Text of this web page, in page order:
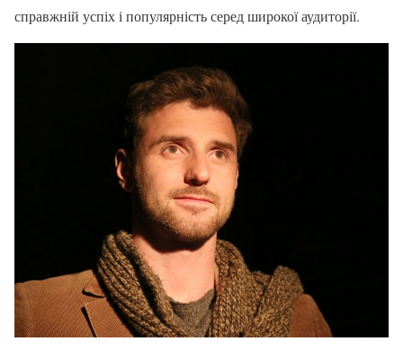
справжній успіх і популярність серед широкої аудиторії.